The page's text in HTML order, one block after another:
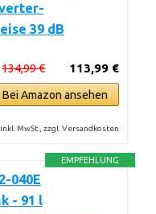
39 dB
113,99 €
134,99 €
Bei Amazon ansehen
MwSt., zzgl. Versandkosten
EMPFEHLUNG
040E
- 91 l